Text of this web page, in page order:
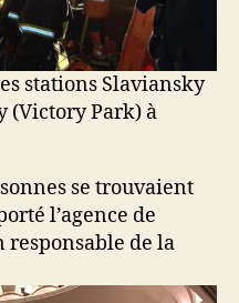
stations Slaviansky
(Victory Park) à
se trouvaient
l’agence de
responsable de la